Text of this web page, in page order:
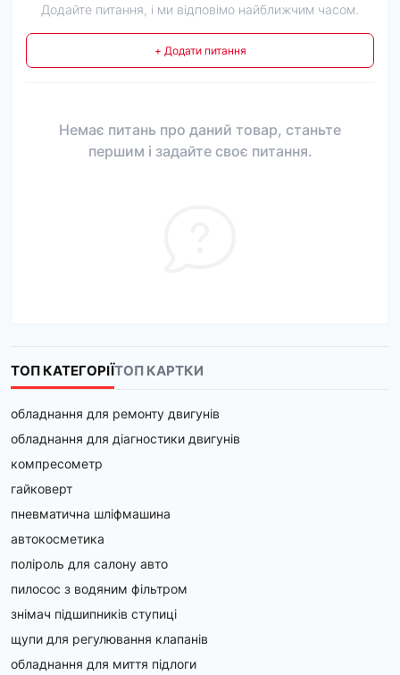
Додайте питання, і ми відповімо найближчим часом.
+ Додати питання
Немає питань про даний товар, станьте
першим і задайте своє питання.
ТОП КАТЕГОРІЇТОП КАРТКИ
обладнання для ремонту двигунів
обладнання для діагностики двигунів
компресометр
гайковерт
пневматична шліфмашина
автокосметика
поліроль для салону авто
пилосос з водяним фільтром
знімач підшипників ступиці
щупи для регулювання клапанів
обладнання для миття підлоги